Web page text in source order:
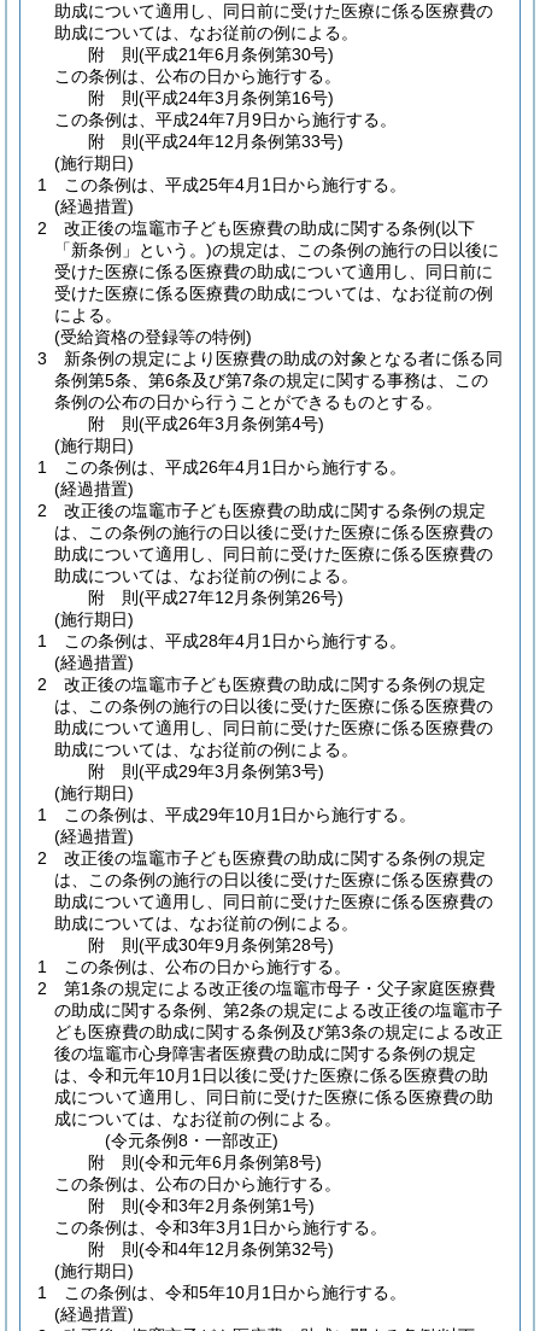
助成について適用し、同日前に受けた医療に係る医療費の
助成については、なお従前の例による。
附 則(平成21年6月条例第30号)
この条例は、公布の日から施行する。
附 則(平成24年3月条例第16号)
この条例は、平成24年7月9日から施行する。
附 則(平成24年12月条例第33号)
(施行期日)
1
この条例は、平成25年4月1日から施行する。
(経過措置)
2
改正後の塩竈市子ども医療費の助成に関する条例(以下
「新条例」という。)の規定は、この条例の施行の日以後に
受けた医療に係る医療費の助成について適用し、同日前に
受けた医療に係る医療費の助成については、なお従前の例
による。
(受給資格の登録等の特例)
3
新条例の規定により医療費の助成の対象となる者に係る同
条例第5条、第6条及び第7条の規定に関する事務は、この
条例の公布の日から行うことができるものとする。
附 則(平成26年3月条例第4号)
(施行期日)
1
この条例は、平成26年4月1日から施行する。
(経過措置)
2
改正後の塩竈市子ども医療費の助成に関する条例の規定
は、この条例の施行の日以後に受けた医療に係る医療費の
助成について適用し、同日前に受けた医療に係る医療費の
助成については、なお従前の例による。
附 則(平成27年12月条例第26号)
(施行期日)
1
この条例は、平成28年4月1日から施行する。
(経過措置)
2
改正後の塩竈市子ども医療費の助成に関する条例の規定
は、この条例の施行の日以後に受けた医療に係る医療費の
助成について適用し、同日前に受けた医療に係る医療費の
助成については、なお従前の例による。
附 則(平成29年3月条例第3号)
(施行期日)
1
この条例は、平成29年10月1日から施行する。
(経過措置)
2
改正後の塩竈市子ども医療費の助成に関する条例の規定
は、この条例の施行の日以後に受けた医療に係る医療費の
助成について適用し、同日前に受けた医療に係る医療費の
助成については、なお従前の例による。
附 則(平成30年9月条例第28号)
1
この条例は、公布の日から施行する。
2
第1条の規定による改正後の塩竈市母子・父子家庭医療費
の助成に関する条例、第2条の規定による改正後の塩竈市子
ども医療費の助成に関する条例及び第3条の規定による改正
後の塩竈市心身障害者医療費の助成に関する条例の規定
は、令和元年10月1日以後に受けた医療に係る医療費の助
成について適用し、同日前に受けた医療に係る医療費の助
成については、なお従前の例による。
(令元条例8・一部改正)
附 則(令和元年6月条例第8号)
この条例は、公布の日から施行する。
附 則(令和3年2月条例第1号)
この条例は、令和3年3月1日から施行する。
附 則(令和4年12月条例第32号)
(施行期日)
1
この条例は、令和5年10月1日から施行する。
(経過措置)